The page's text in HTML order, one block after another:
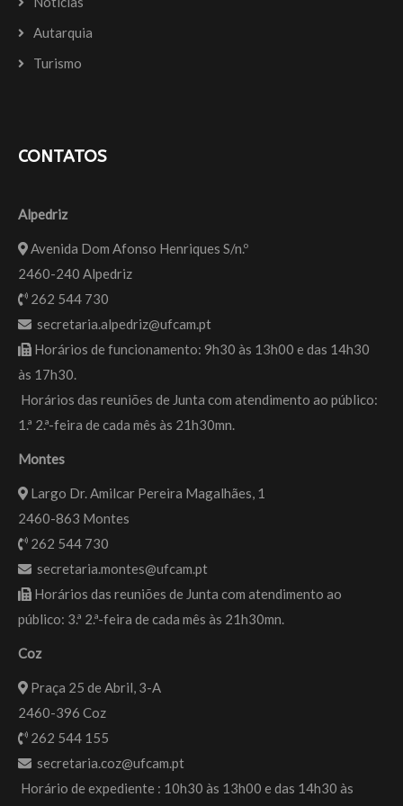
Autarquia
Turismo
CONTATOS
Alpedriz
Avenida Dom Afonso Henriques S/n.º
2460-240 Alpedriz
262 544 730
secretaria.alpedriz@ufcam.pt
Horários de funcionamento: 9h30 às 13h00 e das 14h30
às 17h30.
Horários das reuniões de Junta com atendimento ao público:
1.ª 2.ª-feira de cada mês às 21h30mn.
Montes
Largo Dr. Amilcar Pereira Magalhães, 1
2460-863 Montes
262 544 730
secretaria.montes@ufcam.pt
Horários das reuniões de Junta com atendimento ao
público: 3.ª 2.ª-feira de cada mês às 21h30mn.
Coz
Praça 25 de Abril, 3-A
2460-396 Coz
262 544 155
secretaria.coz@ufcam.pt
Horário de expediente : 10h30 às 13h00 e das 14h30 às